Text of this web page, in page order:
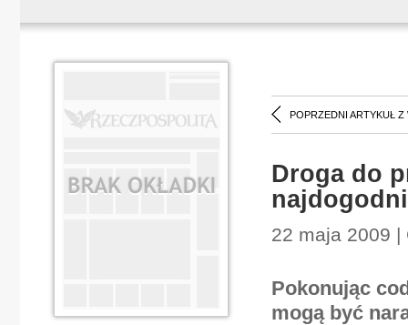
POPRZEDNI ARTYKUŁ Z
Droga do
22 maja 2009 |
Pokonując
mogą być